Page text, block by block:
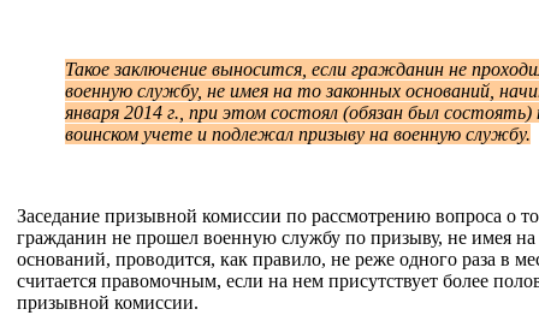
Такое заключение выносится, если гражданин не
военную службу, не имея на то законных оснований,
января 2014 г., при этом состоял (обязан был состоять)
воинском учете и подлежал призыву на военную службу.
Заседание призывной комиссии по рассмотрению вопроса о
гражданин не прошел военную службу по призыву, не имея на
оснований, проводится, как правило, не реже одного раза в
считается правомочным, если на нем присутствует более
призывной комиссии.